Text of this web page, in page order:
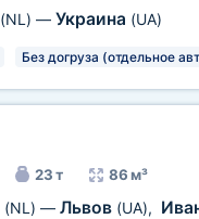
(NL) — Украина (UA)
Без догруза (отдельное
23 т 86 м³
(NL) — Львов (UA),